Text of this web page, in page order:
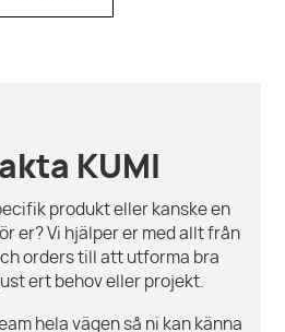
KUMI
produkt eller kanske en
er? Vi hjälper er med allt från
orders till att utforma bra
ert behov eller projekt.
hela vägen så ni kan känna